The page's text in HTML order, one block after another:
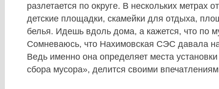
разлетается по округе. В нескольких метрах
детские площадки, скамейки для отдыха,
белья. Идешь вдоль дома, а кажется, что по
Сомневаюсь, что Нахимовская СЭС давала
Ведь именно она определяет места
сбора мусора», делится своими